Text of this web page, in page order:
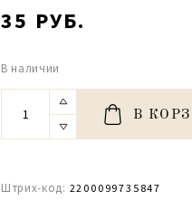
35 РУБ.
В наличии
В
Штрих-код: 2200099735847